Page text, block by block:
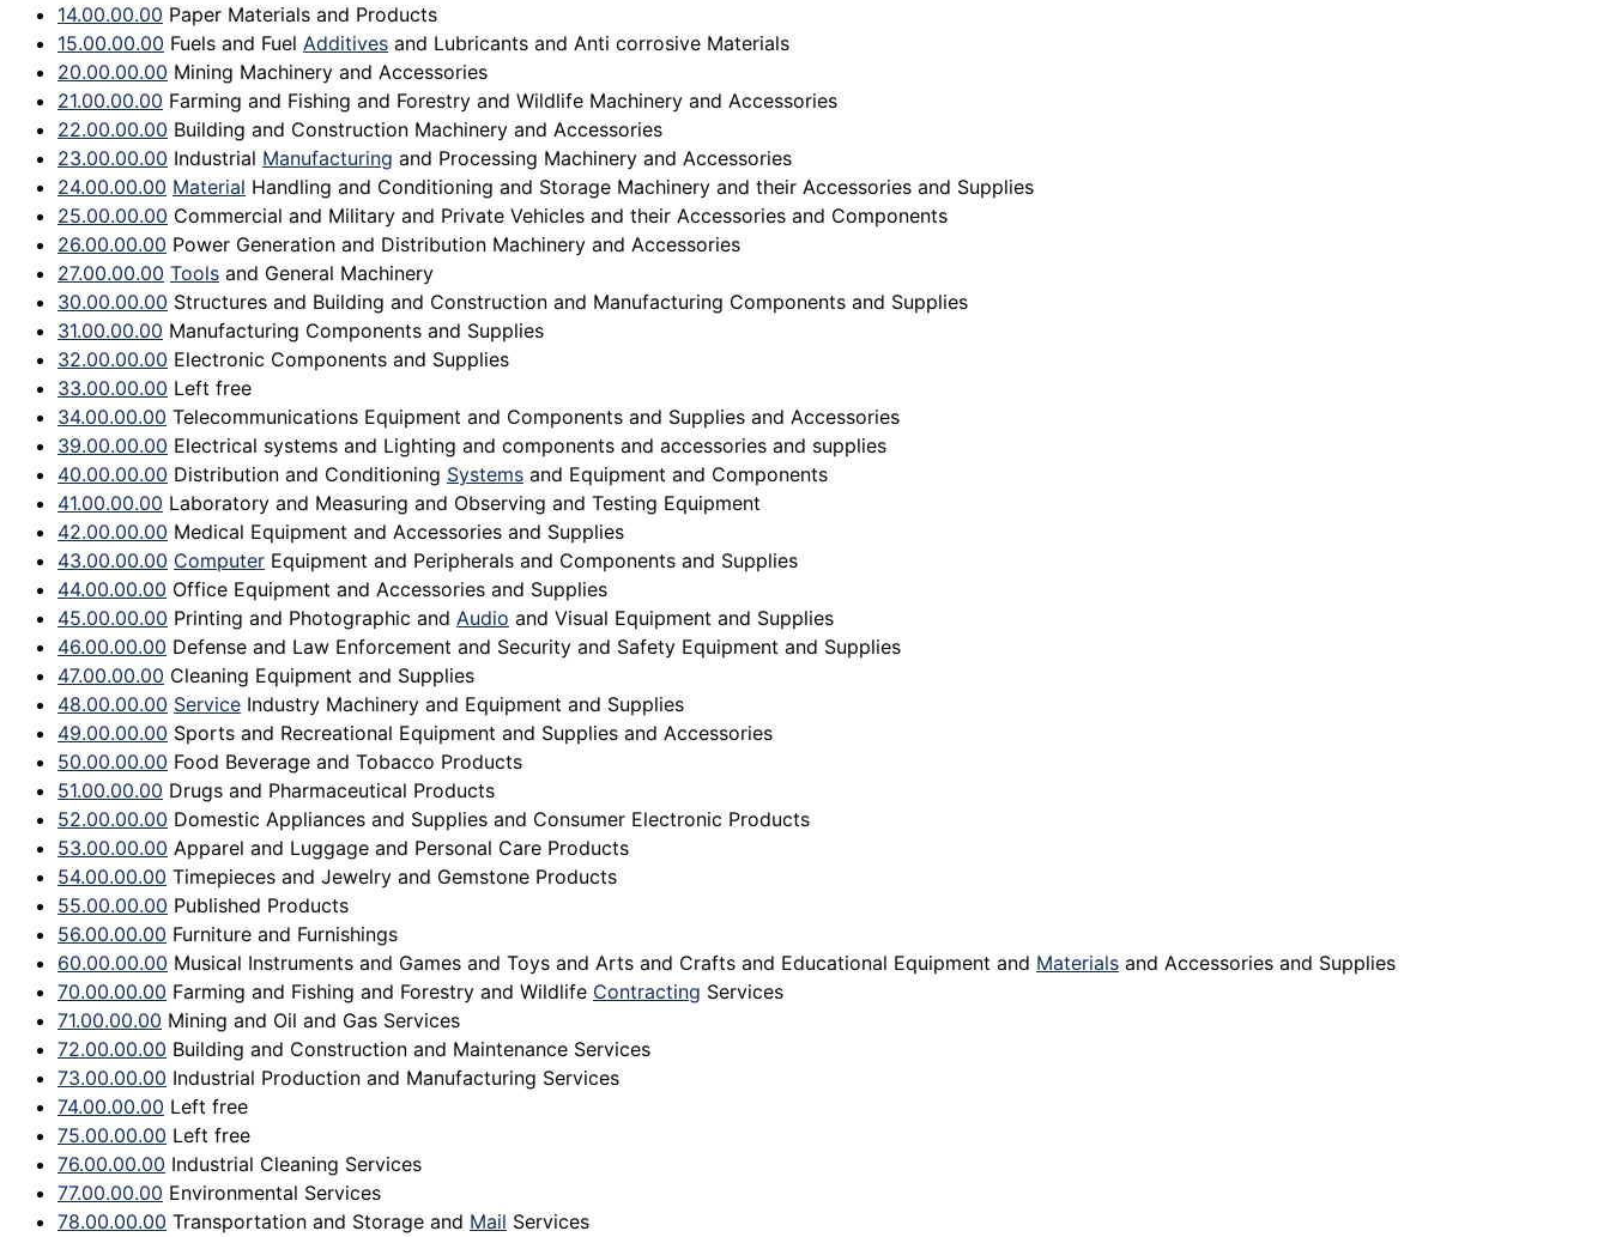
14.00.00.00 Paper Materials and Products
15.00.00.00 Fuels and Fuel Additives and Lubricants and Anti corrosive Materials
20.00.00.00 Mining Machinery and Accessories
21.00.00.00 Farming and Fishing and Forestry and Wildlife Machinery and Accessories
22.00.00.00 Building and Construction Machinery and Accessories
23.00.00.00 Industrial Manufacturing and Processing Machinery and Accessories
24.00.00.00 Material Handling and Conditioning and Storage Machinery and their Accessories and Supplies
25.00.00.00 Commercial and Military and Private Vehicles and their Accessories and Components
26.00.00.00 Power Generation and Distribution Machinery and Accessories
27.00.00.00 Tools and General Machinery
30.00.00.00 Structures and Building and Construction and Manufacturing Components and Supplies
31.00.00.00 Manufacturing Components and Supplies
32.00.00.00 Electronic Components and Supplies
33.00.00.00 Left free
34.00.00.00 Telecommunications Equipment and Components and Supplies and Accessories
39.00.00.00 Electrical systems and Lighting and components and accessories and supplies
40.00.00.00 Distribution and Conditioning Systems and Equipment and Components
41.00.00.00 Laboratory and Measuring and Observing and Testing Equipment
42.00.00.00 Medical Equipment and Accessories and Supplies
43.00.00.00 Computer Equipment and Peripherals and Components and Supplies
44.00.00.00 Office Equipment and Accessories and Supplies
45.00.00.00 Printing and Photographic and Audio and Visual Equipment and Supplies
46.00.00.00 Defense and Law Enforcement and Security and Safety Equipment and Supplies
47.00.00.00 Cleaning Equipment and Supplies
48.00.00.00 Service Industry Machinery and Equipment and Supplies
49.00.00.00 Sports and Recreational Equipment and Supplies and Accessories
50.00.00.00 Food Beverage and Tobacco Products
51.00.00.00 Drugs and Pharmaceutical Products
52.00.00.00 Domestic Appliances and Supplies and Consumer Electronic Products
53.00.00.00 Apparel and Luggage and Personal Care Products
54.00.00.00 Timepieces and Jewelry and Gemstone Products
55.00.00.00 Published Products
56.00.00.00 Furniture and Furnishings
60.00.00.00 Musical Instruments and Games and Toys and Arts and Crafts and Educational Equipment and Materials and Accessories and Supplies
70.00.00.00 Farming and Fishing and Forestry and Wildlife Contracting Services
71.00.00.00 Mining and Oil and Gas Services
72.00.00.00 Building and Construction and Maintenance Services
73.00.00.00 Industrial Production and Manufacturing Services
74.00.00.00 Left free
75.00.00.00 Left free
76.00.00.00 Industrial Cleaning Services
77.00.00.00 Environmental Services
78.00.00.00 Transportation and Storage and Mail Services